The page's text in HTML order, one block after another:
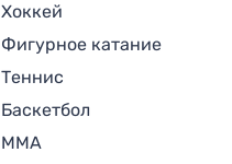
Хоккей
Фигурное катание
Теннис
Баскетбол
MMA